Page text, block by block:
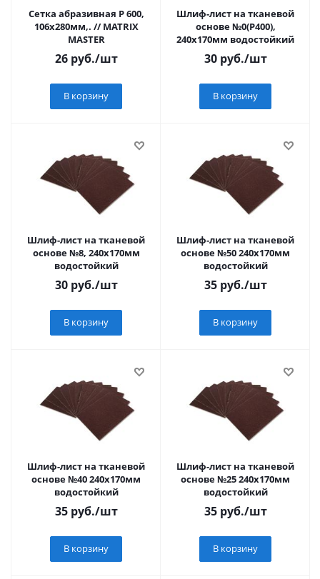
Сетка абразивная Р 600,
106х280мм,. // MATRIX
MASTER
26руб./шт
В корзину
Шлиф-лист на тканевой
основе №0(Р400),
240х170мм водостойкий
30руб./шт
В корзину
Шлиф-лист на тканевой
основе №8, 240х170мм
водостойкий
30руб./шт
В корзину
Шлиф-лист на тканевой
основе №50 240х170мм
водостойкий
35руб./шт
В корзину
Шлиф-лист на тканевой
основе №40 240х170мм
водостойкий
35руб./шт
В корзину
Шлиф-лист на тканевой
основе №25 240х170мм
водостойкий
35руб./шт
В корзину